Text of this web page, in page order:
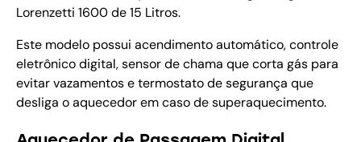
Lorenzetti 1600 de 15 Litros.
Este modelo possui acendimento automático, controle
eletrônico digital, sensor de chama que corta gás para
evitar vazamentos e termostato de segurança que
desliga o aquecedor em caso de superaquecimento.